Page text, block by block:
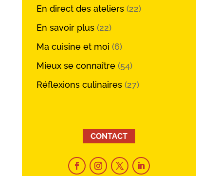
En direct des ateliers(22)
En savoir plus(22)
Ma cuisine et moi (6)
Mieux se connaître(54)
Réflexions culinaires(27)
CONTACT